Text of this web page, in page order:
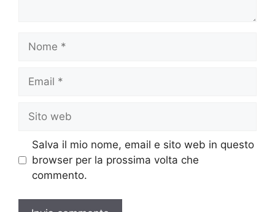
Nome
Email
Sito
web
Salva il mio nome, email e sito web in questo
browser per la prossima volta che
commento.